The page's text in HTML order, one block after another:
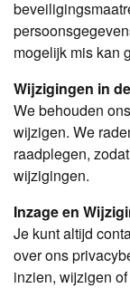
mogelijk mis kan
Wijzigingen in
We behouden
wijzigen. We
raadplegen,
wijzigingen.
Inzage en
Je kunt altijd
over ons
inzien, wijzigen